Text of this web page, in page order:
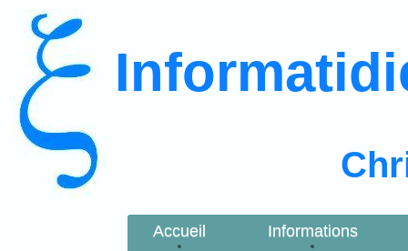
Accueil Informations